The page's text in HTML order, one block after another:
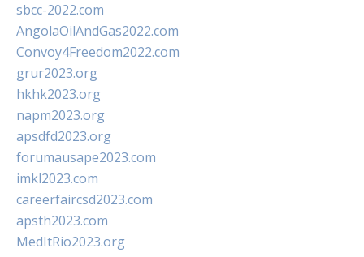
sbcc-2022.com
AngolaOilAndGas2022.com
Convoy4Freedom2022.com
grur2023.org
hkhk2023.org
napm2023.org
apsdfd2023.org
forumausape2023.com
imkl2023.com
careerfaircsd2023.com
apsth2023.com
MedItRio2023.org